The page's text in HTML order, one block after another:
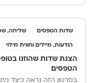
שדות הטפסים שליחה,
הודעות, מיילים וחווית מילוי
הצגת שדות שהוזנו
הטפסים
בסרטון הזה נראה כיצד